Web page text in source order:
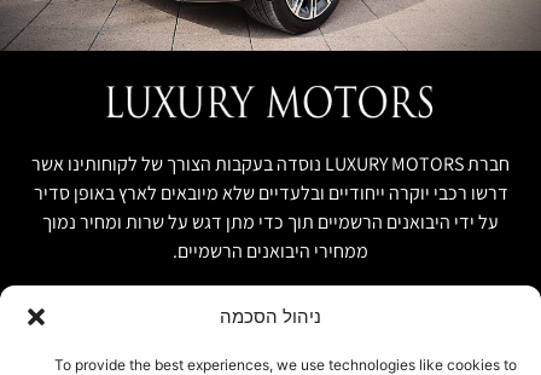
ניהול הסכמה
To provide the best experiences, we use technologies like cookies to
חברת LUXURY MOTORS נוסדה בעקבות הצורך של לקוחותינו אשר
דרשו רכבי יוקרה ייחודיים ובלעדיים שלא מיובאים לארץ באופן סדיר
על ידי היבואנים הרשמיים תוך כדי מתן דגש על שרות ומחיר נמוך
ממחירי היבואנים הרשמיים.